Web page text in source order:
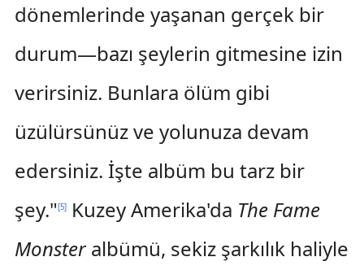
dönemlerinde yaşanan gerçek bir
durum—bazı şeylerin gitmesine izin
verirsiniz. Bunlara ölüm gibi
üzülürsünüz ve yolunuza devam
edersiniz. İşte albüm bu tarz bir
şey."[5]Kuzey Amerika'da The Fame
Monsteralbümü, sekiz şarkılık haliyle